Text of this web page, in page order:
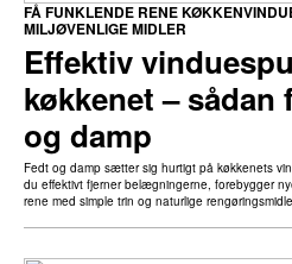
Effektiv
køkkenet –
og damp
FÅ FUNKLENDE RENE
MILJØVENLIGE MIDLER
Fedt og damp sætter sig hurtigt på køkkenets
du effektivt fjerner belægningerne, forebygger
rene med simple trin og naturlige